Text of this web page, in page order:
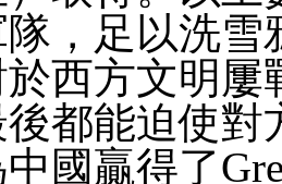
，足以洗雪
西方文明屢
都能迫使對
國贏得了